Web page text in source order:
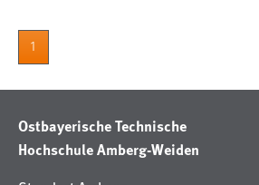
1
Ostbayerische Technische
Hochschule Amberg-Weiden
EXTERNE MEDIEN